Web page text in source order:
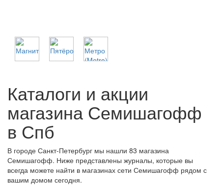
Каталоги и акции
магазина Семишагофф
в Спб
В городе Санкт-Петербург мы нашли 83 магазина
Семишагофф. Ниже представлены журналы, которые вы
всегда можете найти в магазинах сети Семишагофф рядом с
вашим домом сегодня.